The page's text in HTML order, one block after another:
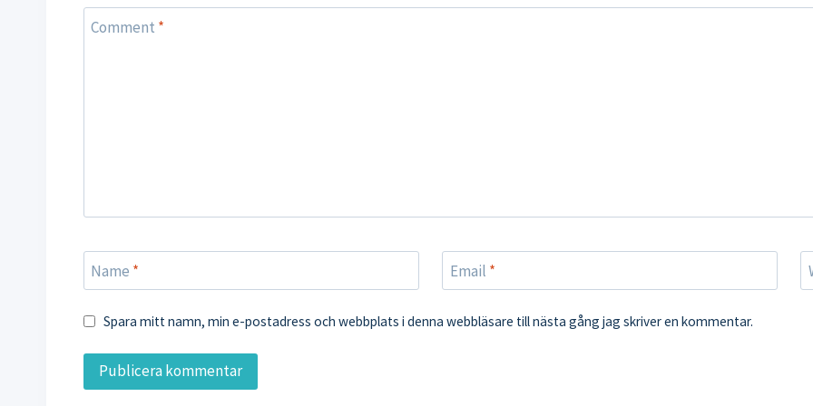
Comment *
Name * Email *
Spara mitt namn, min e-postadress och webbplats i denna webbläsare till nästa gång jag skriver en kommentar.